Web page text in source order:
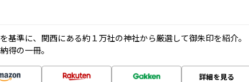
基準に、関西にある約１万社の神社から厳選して御朱印を紹介。
得の一冊。
詳細を見る